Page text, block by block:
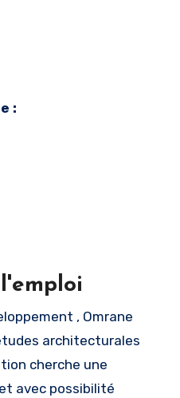
:
architecturales
cherche une
avec possibilité